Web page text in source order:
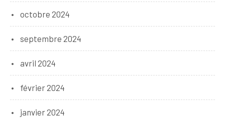
octobre 2024
septembre 2024
avril 2024
février 2024
janvier 2024